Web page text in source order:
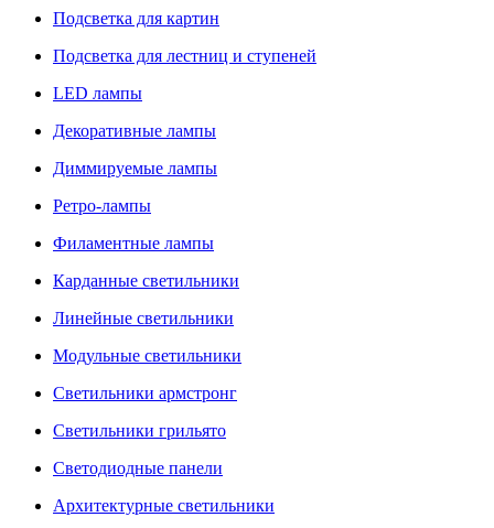
Подсветка для картин
Подсветка для лестниц и ступеней
LED лампы
Декоративные лампы
Диммируемые лампы
Ретро-лампы
Филаментные лампы
Карданные светильники
Линейные светильники
Модульные светильники
Светильники армстронг
Светильники грильято
Светодиодные панели
Архитектурные светильники